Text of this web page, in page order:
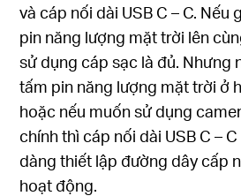
và cáp nối dài USB C – C. Nếu
pin năng lượng mặt trời lên
sử dụng cáp sạc là đủ. Nhưng
tấm pin năng lượng mặt trời ở
hoặc nếu muốn sử dụng
chính thì cáp nối dài USB C –
dàng thiết lập đường dây cấp
hoạt động.